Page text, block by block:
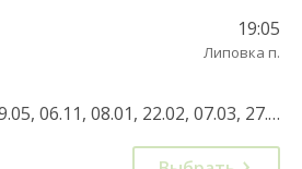
19:05
Липовка п.
22.02, 30.04, 01.05, 09.05, 06.11, 08.01, 22.02, 07.03, 27.04, 01.05, 08.05, 12.05, 03.05, 05.05, 12.06, 11.06, 02.11, 04.11, 01.11, 08.01, 30.04, 07.05, 11.06, 01.11, 04.11